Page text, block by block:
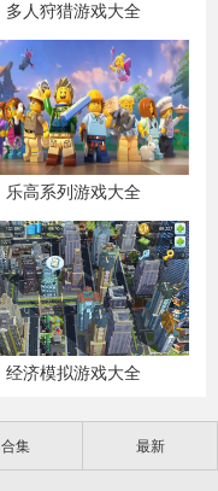
多人狩猎游戏大全
乐高系列游戏大全
经济模拟游戏大全
合集 最新